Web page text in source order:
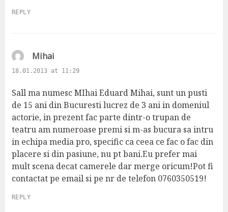
REPLY
Mihais
a
s
:
18.01.2013 at 11:29
Sall ma numesc MIhai Eduard Mihai, sunt un pusti
de 15 ani din Bucuresti lucrez de 3 ani in domeniul
actorie, in prezent fac parte dintr-o trupan de
teatru am numeroase premi si m-as bucura sa intru
in echipa media pro, specific ca ceea ce fac o fac din
placere si din pasiune, nu pt bani.Eu prefer mai
mult scena decat camerele dar merge oricum!Pot fi
contactat pe email si pe nr de telefon 0760350519!
REPLY